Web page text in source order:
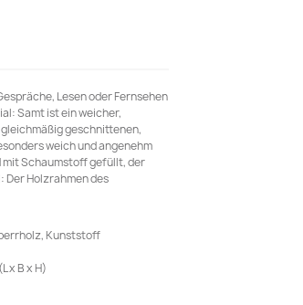
Lesen oder Fernsehen
Samt ist ein weicher,
geschnittenen,
weich und angenehm
mit Schaumstoff gefüllt, der
Der Holzrahmen des
Kunststoff
x B x H)